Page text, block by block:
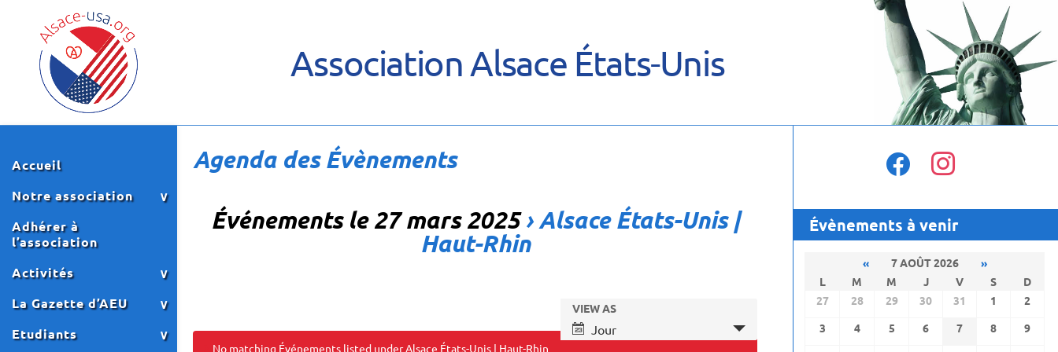
Association Alsace États-Unis
Accueil
Notre association
Adhérer à
l’association
Activités
La Gazette d’AEU
Etudiants
Agenda des Évènements
Événements le 27 mars 2025› Alsace États-Unis |
Haut-Rhin
Recherche
et
navigation
Événements
Search
Navigation
de
vues
VIEW AS
Jour
No matching Événements listed under Alsace États-Unis | Haut-Rhin
facebook instagram
Évènements à venir
« 7 AOÛT 2026
»
L
M M J V S
D
27
28 29 30 31 1
2
3
4 5 6 7 8
9